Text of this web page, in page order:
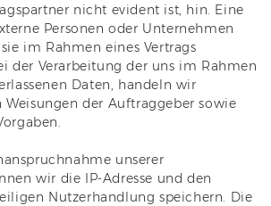
nicht evident ist, hin. Eine
Personen oder Unternehmen
im Rahmen eines Vertrags
der Verarbeitung der uns im Rahmen
Daten, handeln wir
Weisungen der Auftraggeber sowie
unserer
wir die IP-Adresse und den
Nutzerhandlung speichern. Die